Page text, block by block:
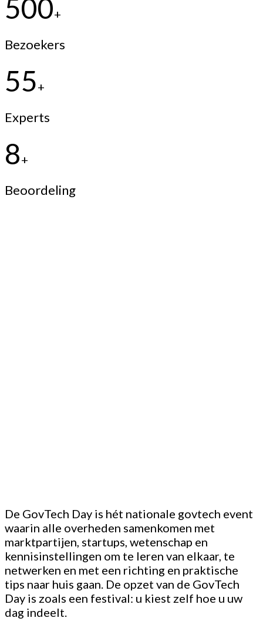
500+
Bezoekers
55+
Experts
8+
Beoordeling
De GovTech Day is hét nationale govtech event
waarin alle overheden samenkomen met
marktpartijen, startups, wetenschap en
kennisinstellingen om te leren van elkaar, te
netwerken en met een richting en praktische
tips naar huis gaan. De opzet van de GovTech
Day is zoals een festival: u kiest zelf hoe u uw
dag indeelt.